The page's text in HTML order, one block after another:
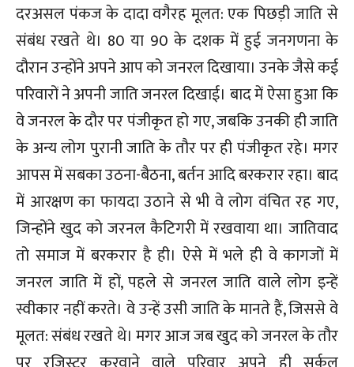
दरअसल पंकज के दादा वगैरह मूलत: एक पिछड़ी जाति से
संबंध रखते थे। 80 या 90 के दशक में हुई जनगणना के
दौरान उन्होंने अपने आप को जनरल दिखाया। उनके जैसे कई
परिवारों ने अपनी जाति जनरल दिखाई। बाद में ऐसा हुआ कि
वे जनरल के दौर पर पंजीकृत हो गए, जबकि उनकी ही जाति
के अन्य लोग पुरानी जाति के तौर पर ही पंजीकृत रहे। मगर
आपस में सबका उठना-बैठना, बर्तन आदि बरकरार रहा। बाद
में आरक्षण का फायदा उठाने से भी वे लोग वंचित रह गए,
जिन्होंने खुद को जरनल कैटिगरी में रखवाया था। जातिवाद
तो समाज में बरकरार है ही। ऐसे में भले ही वे कागजों में
जनरल जाति में हों, पहले से जनरल जाति वाले लोग इन्हें
स्वीकार नहीं करते। वे उन्हें उसी जाति के मानते हैं, जिससे वे
मूलत: संबंध रखते थे। मगर आज जब खुद को जनरल के तौर